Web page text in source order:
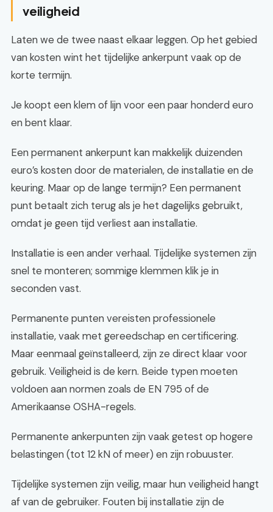
veiligheid
Laten we de twee naast elkaar leggen. Op het gebied
van kosten wint het tijdelijke ankerpunt vaak op de
korte termijn.
Je koopt een klem of lijn voor een paar honderd euro
en bent klaar.
Een permanent ankerpunt kan makkelijk duizenden
euro’s kosten door de materialen, de installatie en de
keuring. Maar op de lange termijn? Een permanent
punt betaalt zich terug als je het dagelijks gebruikt,
omdat je geen tijd verliest aan installatie.
Installatie is een ander verhaal. Tijdelijke systemen zijn
snel te monteren; sommige klemmen klik je in
seconden vast.
Permanente punten vereisten professionele
installatie, vaak met gereedschap en certificering.
Maar eenmaal geïnstalleerd, zijn ze direct klaar voor
gebruik. Veiligheid is de kern. Beide typen moeten
voldoen aan normen zoals de EN 795 of de
Amerikaanse OSHA-regels.
Permanente ankerpunten zijn vaak getest op hogere
belastingen (tot 12 kN of meer) en zijn robuuster.
Tijdelijke systemen zijn veilig, maar hun veiligheid hangt
af van de gebruiker. Fouten bij installatie zijn de